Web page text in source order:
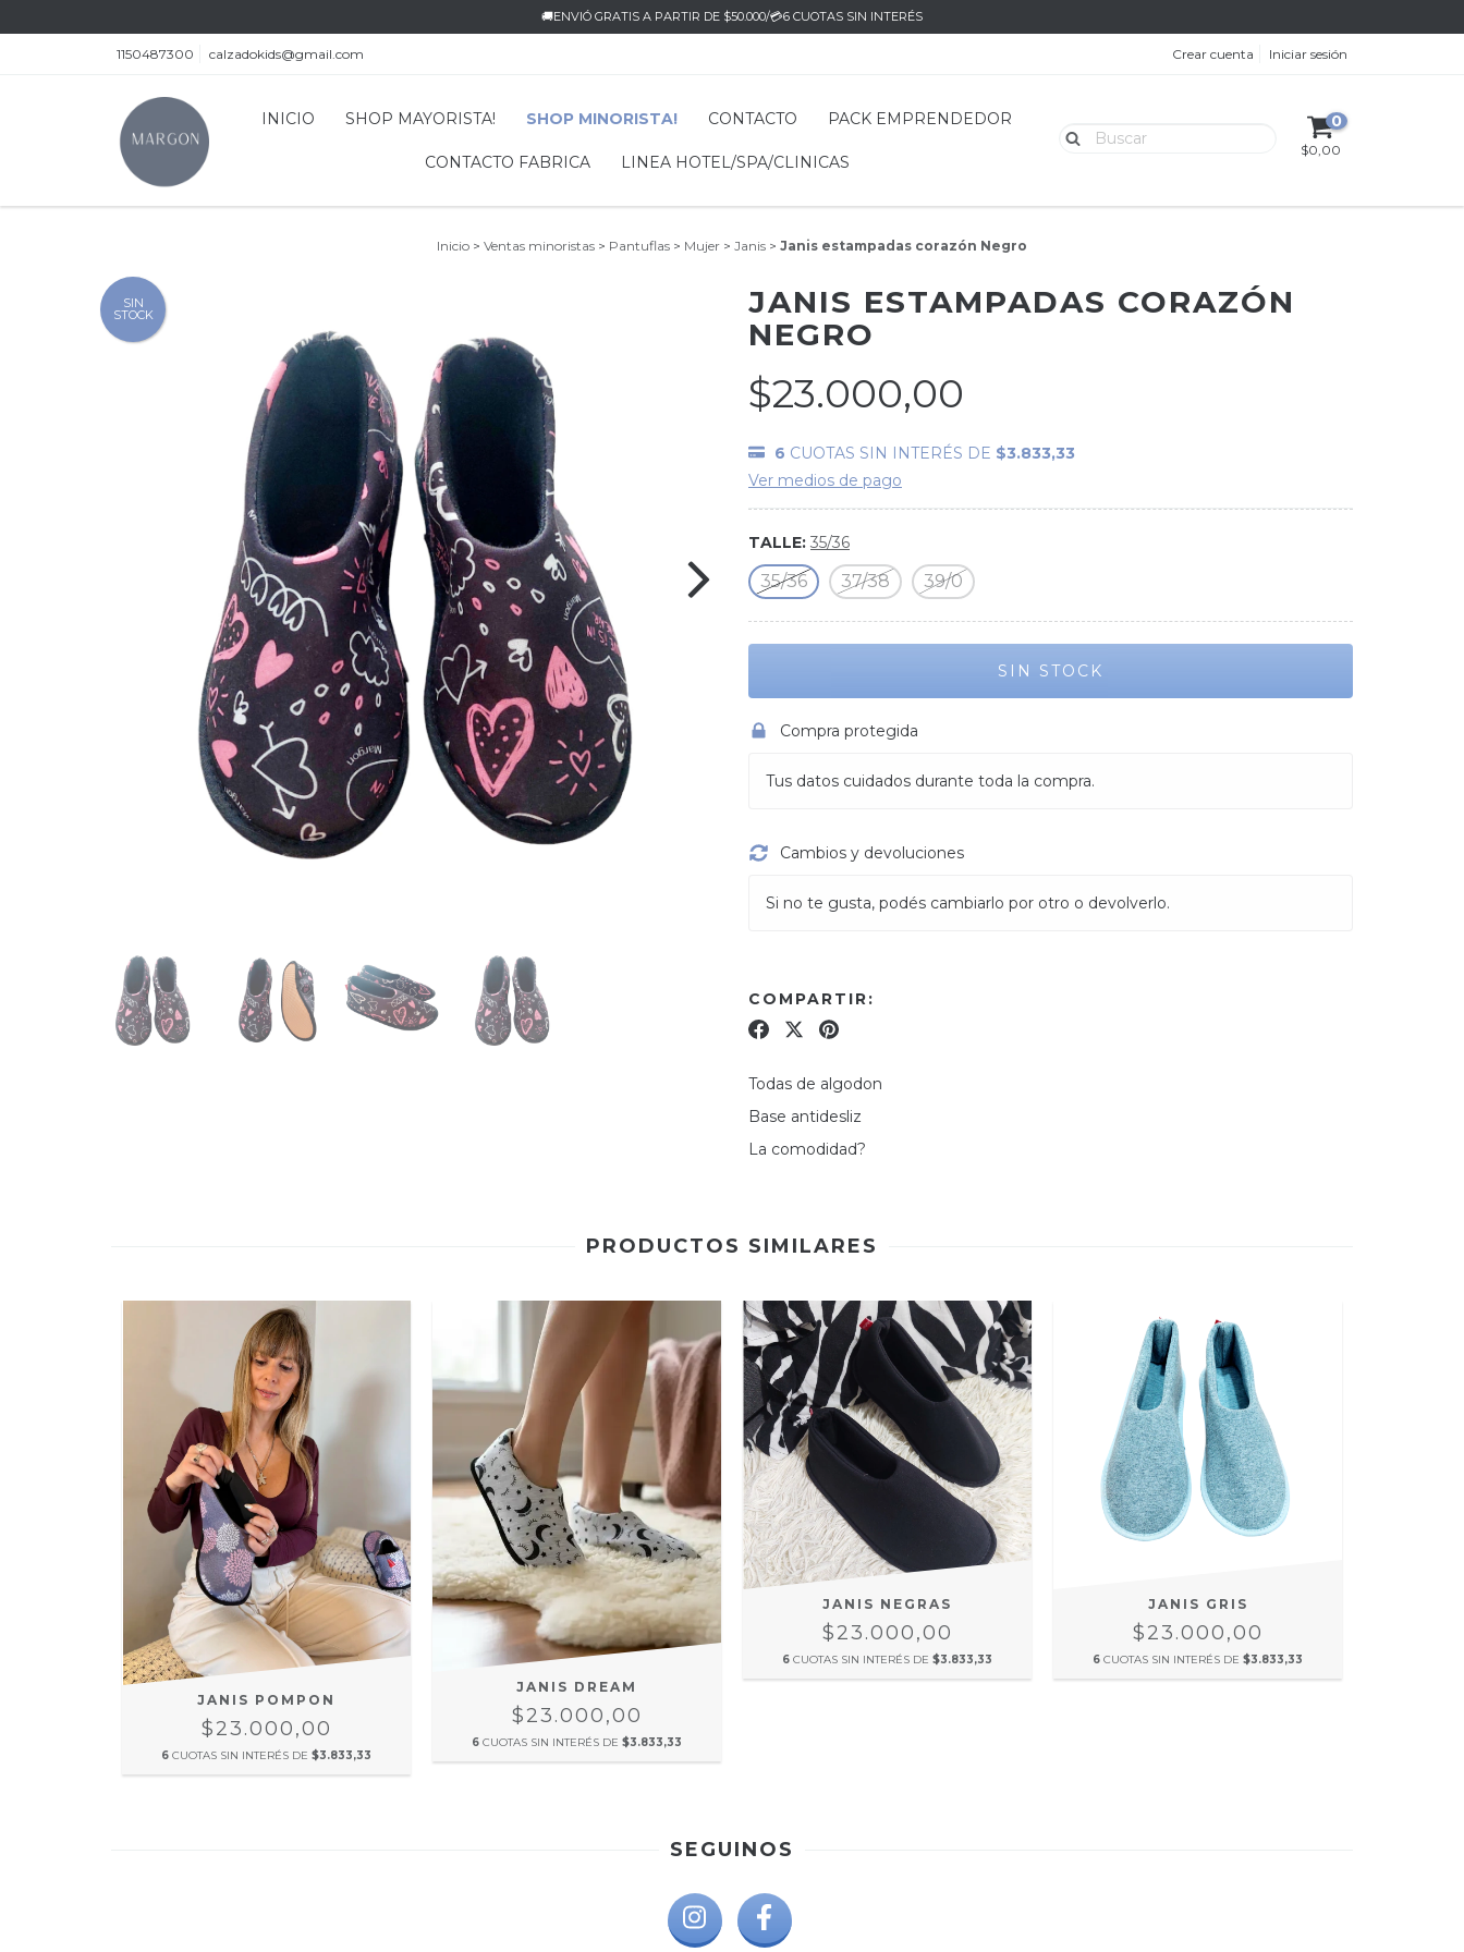
🚚ENVIÓ GRATIS A PARTIR DE $50.000/💳6 CUOTAS SIN INTERÉS
1150487300 calzadokids@gmail.com Crear cuenta Iniciar sesión
INICIO SHOP MAYORISTA! SHOP MINORISTA! CONTACTO PACK EMPRENDEDOR
CONTACTO FABRICA LINEA HOTEL/SPA/CLINICAS
0
$0,00
Inicio > Ventas minoristas > Pantuflas > Mujer > Janis > Janis estampadas corazón Negro
SIN
STOCK
JANIS ESTAMPADAS CORAZÓN
NEGRO
$23.000,00
6 CUOTAS SIN INTERÉS DE $3.833,33
Ver medios de pago
TALLE: 35/36
35/36 37/38 39/0
Compra protegida
Tus datos cuidados durante toda la compra.
Cambios y devoluciones
Si no te gusta, podés cambiarlo por otro o devolverlo.
COMPARTIR:
Todas de algodon
Base antidesliz
La comodidad?
PRODUCTOS SIMILARES
JANIS POMPON
$23.000,00
6 CUOTAS SIN INTERÉS DE $3.833,33
JANIS DREAM
$23.000,00
6 CUOTAS SIN INTERÉS DE $3.833,33
JANIS NEGRAS
$23.000,00
6 CUOTAS SIN INTERÉS DE $3.833,33
JANIS GRIS
$23.000,00
6 CUOTAS SIN INTERÉS DE $3.833,33
SEGUINOS